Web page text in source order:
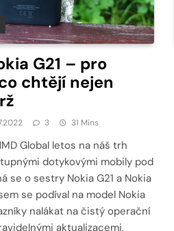
G21 – pro
chtějí nejen
3 31 Mins
Global letos na náš trh
dotykovými mobily pod
se o sestry Nokia G21 a Nokia
se podíval na model Nokia
nalákat na čistý operační
aktualizacemi,